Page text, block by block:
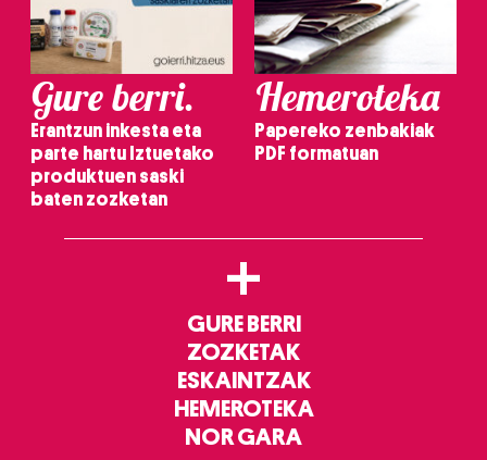
Gure berri.
Erantzun inkesta eta
parte hartu Iztuetako
produktuen saski
baten zozketan
Hemeroteka
Papereko zenbakiak
PDF formatuan
+
GURE BERRI
ZOZKETAK
ESKAINTZAK
HEMEROTEKA
NOR GARA